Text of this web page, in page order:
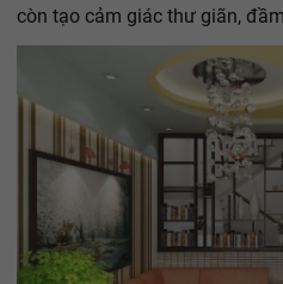
còn tạo cảm giác thư giãn,